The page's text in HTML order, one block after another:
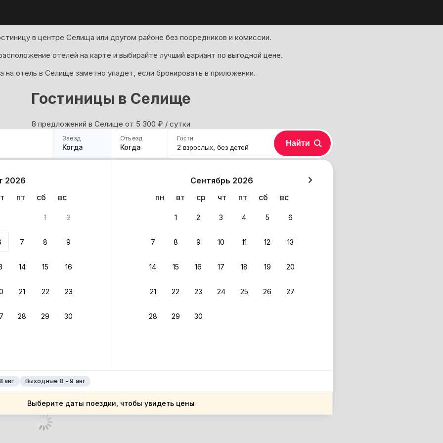
в центре Селища или другом районе без посредников и комиссии.
отелей на карте и выбирайте лучший вариант по выгодной цене.
на отель в Селище заметно упадет, если бронировать в приложении.
Гостиницы в Селище
8 предложений в Селище oт 5 300 ₽ / сутки
Заезд
Когда
Отъезд
Когда
2026
пт сб вс
1 2
7 8 9
14 15 16
21 22 23
28 29 30
Сентябрь 2026
пн
вт ср чт пт сб вс
1 2 3 4 5 6
7 8 9 10 11 12 13
14 15 16 17 18 19 20
21 22 23 24 25 26 27
28 29 30
авг Выходные 8 - 9 авг
Выберите даты поездки, чтобы увидеть цены
Гости
2 взрослых, без детей Найти
4%